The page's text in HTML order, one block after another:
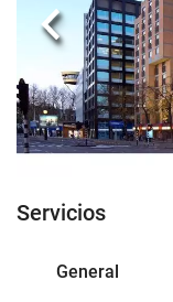
Anterior
Servicios
General